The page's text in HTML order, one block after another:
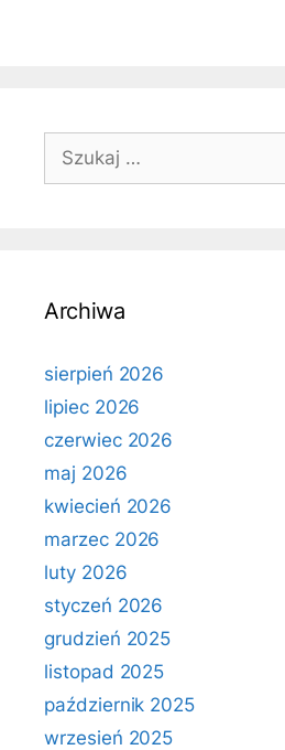
Szukaj:
Archiwa
sierpień 2026
lipiec 2026
czerwiec 2026
maj 2026
kwiecień 2026
marzec 2026
luty 2026
styczeń 2026
grudzień 2025
listopad 2025
październik 2025
wrzesień 2025